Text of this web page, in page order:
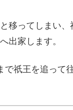
移ってしまい、
出家します。
祇王を追って